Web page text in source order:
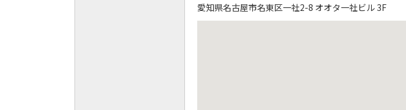
愛知県名古屋市名東区一社2-8 オオタ一社ビル 3F